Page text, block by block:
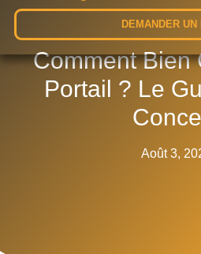
DEMANDER UN
Comment Bien
Portail ? Le
Août 3,